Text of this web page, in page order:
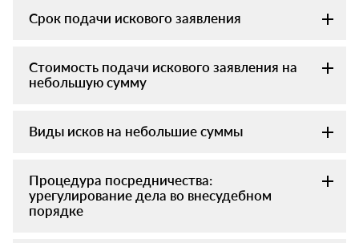
Срок подачи искового заявления
Стоимость подачи искового заявления на
небольшую сумму
Виды исков на небольшие суммы
Процедура посредничества:
урегулирование дела во внесудебном
порядке